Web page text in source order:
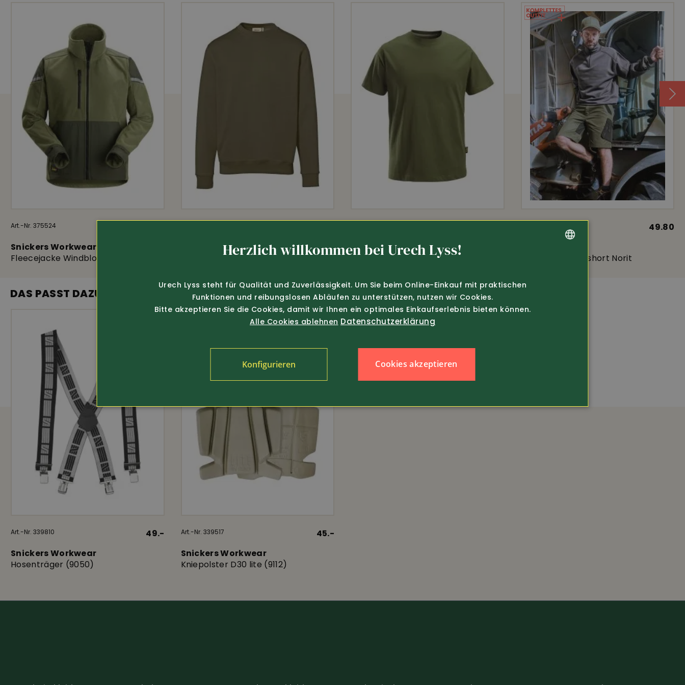
Schrittlänge ca. 84 cm.
Stretch
Art.-Nr. 375524
Snickers Workwear
Fleecejacke Windblocker (8410)
Pflegeleichtes Sweatshirt
Snickers Workwear
T-Shirt Classic (2502)
49.80
Stretch-Arbeitsshort Norit
DAS PASST DAZU
Art.-Nr. 339810
49.-
Snickers Workwear
Hosenträger (9050)
Art.-Nr. 339517
45.-
Snickers Workwear
Kniepolster D30 lite (9112)
Herzlich willkommen bei Urech Lyss!
Urech Lyss steht für Qualität und Zuverlässigkeit. Um Sie beim Online-Einkauf mit praktischen
Funktionen und reibungslosen Abläufen zu unterstützen, nutzen wir Cookies.
Bitte akzeptieren Sie die Cookies, damit wir Ihnen ein optimales Einkaufserlebnis bieten können.
Alle Cookies ablehnen Datenschutzerklärung
Cookies akzeptieren
Konfigurieren